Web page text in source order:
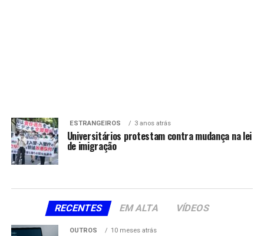
ESTRANGEIROS 3 anos atrás
Universitários protestam contra mudança na lei
de imigração
RECENTES EM ALTA VÍDEOS
OUTROS 10 meses atrás